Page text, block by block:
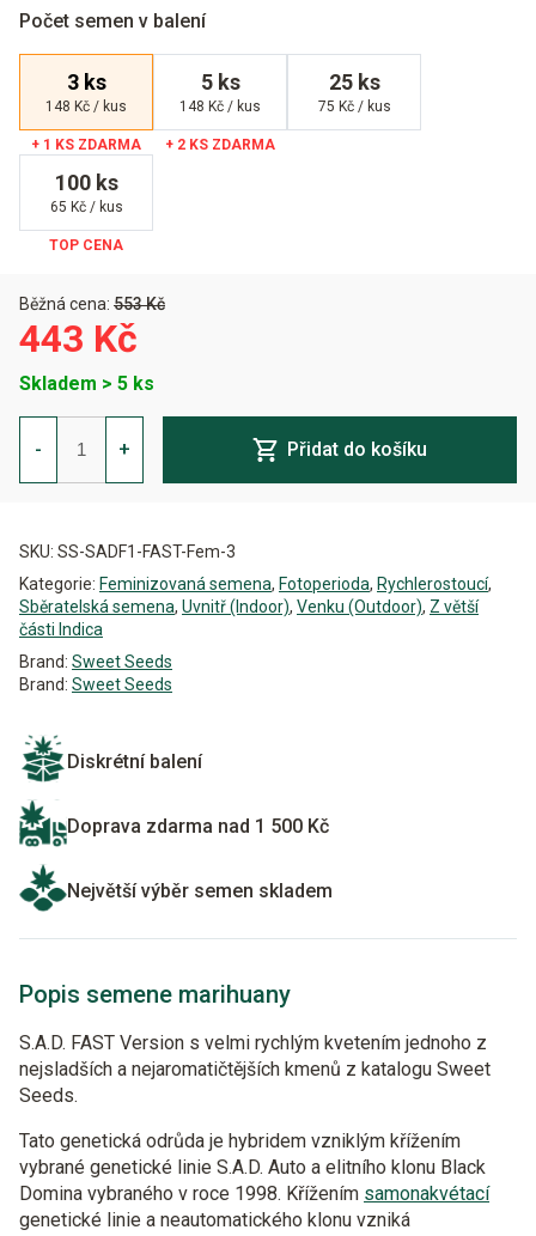
Počet semen v balení
3 ks
148 Kč / kus
5 ks
148 Kč / kus
25 ks
75 Kč / kus
100 ks
65 Kč / kus
Běžná cena: 553 Kč
443 Kč
Skladem > 5 ks
-
S.A.D.
FAST
Version
Feminizovaná
+ Přidat do košíku
SKU: SS-SADF1-FAST-Fem-3
Kategorie: Feminizovaná semena, Fotoperioda, Rychlerostoucí,
Sběratelská semena, Uvnitř (Indoor), Venku (Outdoor), Z větší
části Indica
Brand: Sweet Seeds
Brand: Sweet Seeds
Diskrétní balení
Doprava zdarma nad 1 500 Kč
Největší výběr semen skladem
Popis semene marihuany
S.A.D. FAST Version s velmi rychlým kvetením jednoho z
nejsladších a nejaromatičtějších kmenů z katalogu Sweet
Seeds.
Tato genetická odrůda je hybridem vzniklým křížením
vybrané genetické linie S.A.D. Auto a elitního klonu Black
Domina vybraného v roce 1998. Křížením samonakvétací
genetické linie a neautomatického klonu vzniká